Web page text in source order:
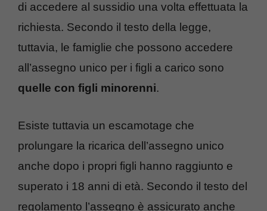
di accedere al sussidio una volta effettuata la
richiesta. Secondo il testo della legge,
tuttavia, le famiglie che possono accedere
all’assegno unico per i figli a carico sono
quelle con figli minorenni.
Esiste tuttavia un escamotage che
prolungare la ricarica dell’assegno unico
anche dopo i propri figli hanno raggiunto e
superato i 18 anni di età. Secondo il testo del
regolamento l’assegno è assicurato anche